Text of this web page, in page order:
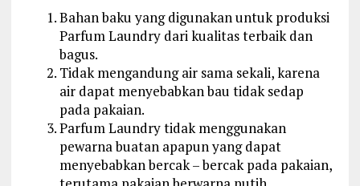
Bahan baku yang digunakan untuk produksi
Parfum Laundry dari kualitas terbaik dan
bagus.
Tidak mengandung air sama sekali, karena
air dapat menyebabkan bau tidak sedap
pada pakaian.
Parfum Laundry tidak menggunakan
pewarna buatan apapun yang dapat
menyebabkan bercak – bercak pada pakaian,